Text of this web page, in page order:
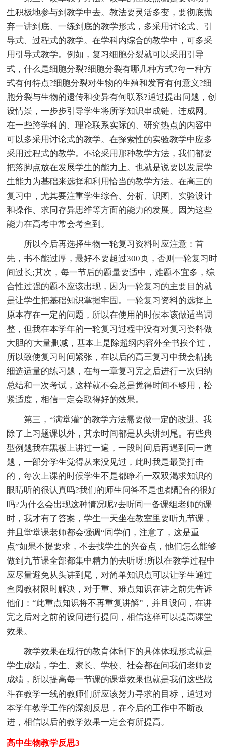
生积极地参与到教学中去。教法要灵活多变，要彻底抛
弃一讲到底、一练到底的教学形式，多采用讨论式、引
导式、过程式的教学。在学科内综合的教学中，可多采
用引导式教学。例如，复习细胞分裂就可以采用引导
式，什么是细胞分裂?细胞分裂有哪几种方式?每一种方
式有何特点?细胞分裂对生物的生殖和发育有何意义?细
胞分裂与生物的遗传和变异有何联系?通过提出问题，创
设情景，一步步引导学生将所学知识串成链、连成网。
在一些跨学科的、理论联系实际的、研究热点的内容中
可以多采用讨论式的教学。在探索性的实验教学中应多
采用过程式的教学。不论采用那种教学方法，我们都要
把落脚点放在发展学生的能力上。也就是说要以发展学
生能力为基础来选择和利用恰当的教学方法。在高三的
复习中，尤其要注重学生综合、分析、识图、实验设计
和操作、求同存异思维等方面的能力的发展。因为这些
能力在高考中常会考查到。
所以今后再选择生物一轮复习资料时应注意：首
先，书不能过厚，最好不要超过300页，否则一轮复习时
间过长;其次，每一节后的题量要适中，难题不宜多，综
合性过强的题不应该出现，因为一轮复习的主要目的就
是让学生把基础知识掌握牢固。一轮复习资料的选择上
原本存在一定的问题，所以在使用的时候本该做适当调
整，但我在本学年的一轮复习过程中没有对复习资料做
大胆的'大量删减，基本上是除超纲内容外全书挨个过，
所以致使复习时间紧张，在以后的高三复习中我会精挑
细选适量的练习题，在每一章复习完之后进行一次归纳
总结和一次考试，这样就不会总是觉得时间不够用，松
紧适度，相信一定会取得好的效果。
第三，“满堂灌”的教学方法需要做一定的改进。我
除了上习题课以外，其余时间都是从头讲到尾。有些典
型例题我在黑板上讲过一遍，一段时间后再遇到同一道
题，一部分学生觉得从来没见过，此时我是最受打击
的，每次上课的时候学生不是都睁着一双双渴求知识的
眼睛听的很认真吗?我们的师生问答不是也都配合的很好
吗?为什么会出现这种情况呢?去听同一备课组老师的课
时，我才有了答案，学生一天坐在教室里要听九节课，
并且堂堂课老师都会强调“同学们，注意了，这是重
点”如果不提要求，不去找学生的兴奋点，他们怎么能够
做到九节课全部都集中精力的去听呀!所以在教学过程中
应尽量避免从头讲到尾，对简单知识点可以让学生通过
查阅教材限时解决，对于重、难点知识在讲之前先告诉
他们：“此重点知识将不再重复讲解”，并且设问，在讲
完之后对之前的设问进行提问，相信这样可以提高课堂
效果。
教学效果在现行的教育体制下的具体体现形式就是
学生成绩，学生、家长、学校、社会都在问我们老师要
成绩，所以提高每一节课的课堂效果也就是我们这些战
斗在教学一线的教师们所应该努力寻求的目标，通过对
本学年教学工作的深刻反思，在今后的工作中不断改
进，相信以后的教学效果一定会有所提高。
高中生物教学反思3